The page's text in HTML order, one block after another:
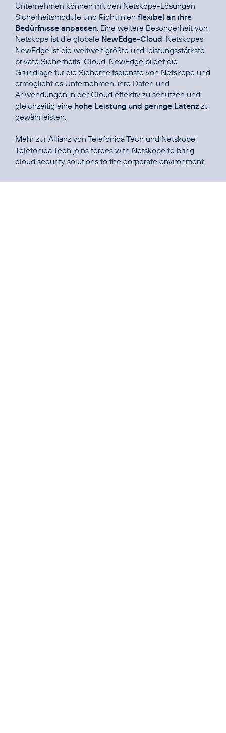
Unternehmen können mit den Netskope-Lösungen
Sicherheitsmodule und Richtlinien flexibel an ihre
Bedürfnisse anpassen. Eine weitere Besonderheit von
Netskope ist die globale NewEdge-Cloud. Netskopes
NewEdge ist die weltweit größte und leistungsstärkste
private Sicherheits-Cloud. NewEdge bildet die
Grundlage für die Sicherheitsdienste von Netskope und
ermöglicht es Unternehmen, ihre Daten und
Anwendungen in der Cloud effektiv zu schützen und
gleichzeitig eine hohe Leistung und geringe Latenz zu
gewährleisten.
Mehr zur Allianz von Telefónica Tech und Netskope:
Telefónica Tech joins forces with Netskope to bring
cloud security solutions to the corporate environment